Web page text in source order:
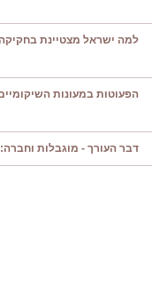
למה ישראל מצטיינת
הפעוטות במעונות
דבר העורך - מוגבלות